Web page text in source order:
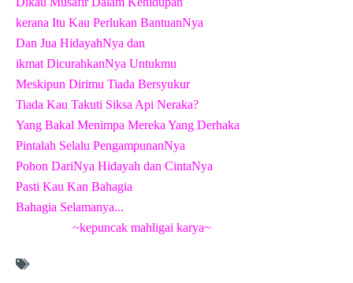
kerana Itu Kau Perlukan BantuanNya
Dan Jua HidayahNya dan
ikmat DicurahkanNya Untukmu
Meskipun Dirimu Tiada Bersyukur
Tiada Kau Takuti Siksa Api Neraka?
Yang Bakal Menimpa Mereka Yang Derhaka
Pintalah Selalu PengampunanNya
Pohon DariNya Hidayah dan CintaNya
Pasti Kau Kan Bahagia
Bahagia Selamanya...
~kepuncak mahligai karya~